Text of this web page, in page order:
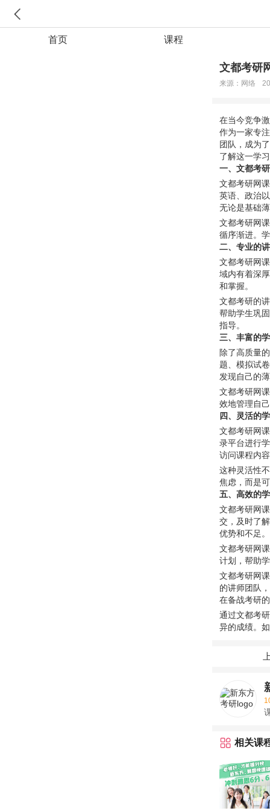
首页 课程
文都考研
来源：网络
在当今竞争
作为一家专
团队，成为
了解这一学
一、文都考
文都考研网
英语、政治
无论是基础
文都考研网
循序渐进。
二、专业的
文都考研网
域内有着深
和掌握。
文都考研的
帮助学生巩
指导。
三、丰富的
除了高质量
题、模拟试
发现自己的
文都考研网
效地管理自
四、灵活的
文都考研网
录平台进行
访问课程内
这种灵活性
焦虑，而是
五、高效的
文都考研网
交，及时了
优势和不足。
文都考研网
计划，帮助
文都考研网
的讲师团队
在备战考研
通过文都考
异的成绩。
相关课